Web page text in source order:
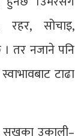
रहर, सोचाइ,
। तर नजाने पनि
टाढा